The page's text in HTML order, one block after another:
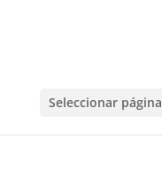
Seleccionar página